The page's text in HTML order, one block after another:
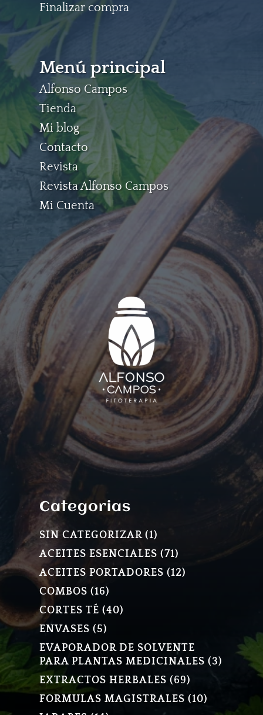
Finalizar compra
Menú principal
Alfonso Campos
Tienda
Mi blog
Contacto
Revista
Revista Alfonso Campos
Mi Cuenta
Categorias
SIN CATEGORIZAR 11
PRODUCTO
ACEITES ESENCIALES 7171
PRODUCTOS
ACEITES PORTADORES 1212
COMBOS 1616
PRODUCTOS
CORTES TÉ 4040
ENVASES 55
PRODUCTOS
EVAPORADOR DE SOLVENTE
PARA PLANTAS MEDICINALES
33
EXTRACTOS HERBALES 6969
PRODUCTOS
FORMULAS MAGISTRALES 1010